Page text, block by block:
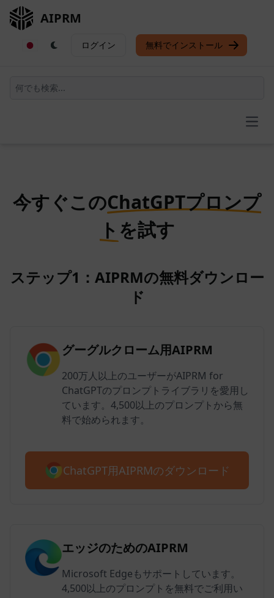
AIPRM
ログイン 無料でインストール
今すぐこのChatGPTプロンプ
ト を試す
ステップ1：AIPRMの無料ダウンロー
ド
グーグルクローム用AIPRM
200万人以上のユーザーがAIPRM for
ChatGPTのプロンプトライブラリを愛用し
ています。4,500以上のプロンプトから無
料で始められます。
ChatGPT用AIPRMのダウンロード
エッジのためのAIPRM
Microsoft Edgeもサポートしています。
4,500以上のプロンプトを無料でご利用い